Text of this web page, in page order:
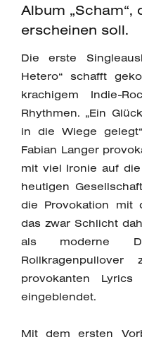
Album
erscheinen soll.
Die erste
Hetero“ schafft
krachigem Indie-
Rhythmen. „Ein
in die Wiege
Fabian Langer
mit viel Ironie auf
heutigen
die Provokation mit
das zwar Schlicht
als moderne
provokanten
eingeblendet.
Mit dem ersten